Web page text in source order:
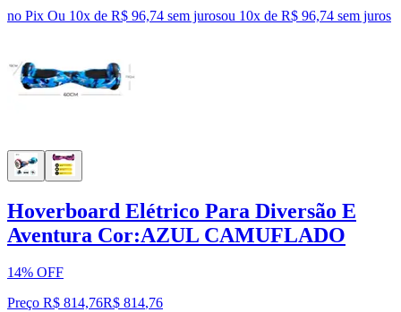
no Pix Ou 10x de R$ 96,74 sem jurosou 10x de R$ 96,74 sem juros
Hoverboard Elétrico Para Diversão E
Aventura Cor:AZUL CAMUFLADO
14% OFF
Preço R$ 814,76R$ 814,76